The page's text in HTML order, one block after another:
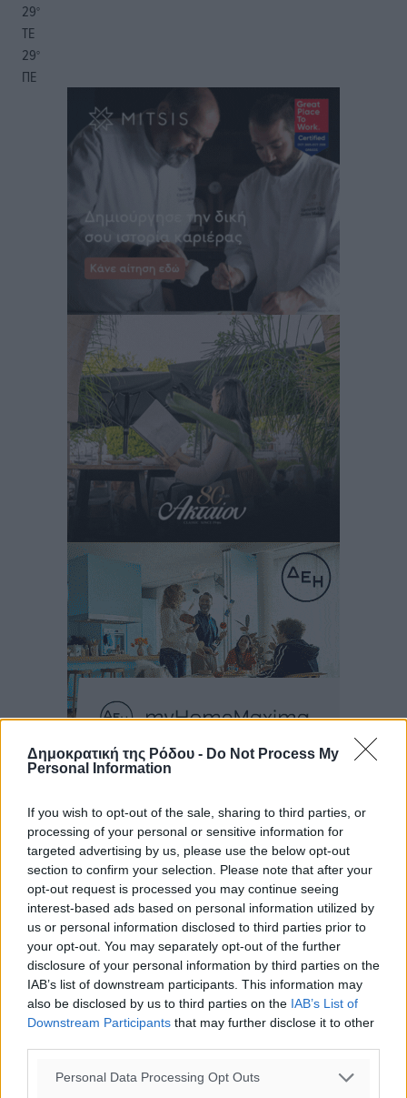
Δημοκρατική της Ρόδου - Do Not Process My
Personal Information
If you wish to opt-out of the sale, sharing to third parties, or
processing of your personal or sensitive information for
targeted advertising by us, please use the below opt-out
section to confirm your selection. Please note that after your
opt-out request is processed you may continue seeing
interest-based ads based on personal information utilized by
us or personal information disclosed to third parties prior to
your opt-out. You may separately opt-out of the further
disclosure of your personal information by third parties on the
IAB’s list of downstream participants. This information may
also be disclosed by us to third parties on the IAB’s List of
Downstream Participants that may further disclose it to other
Personal Data Processing Opt Outs
29°
ΤΕ
29°
ΠΕ
Ροή ειδήσεων
Καιρός «hot – dry – windy» τις επόμενες 48 ώρες στη
χώρα
Ειδήσεις πριν 3 ώρες
Δύο σχολεία της Λέρου αλλάζουν όψη με δωρεά
αγάπης για τα παιδιά
Τοπικές Ειδήσεις πριν 3 ώρες
Τουρισμός: Με θετικό πρόσημο έως τώρα η χρονιά,
παρά τα σκαμπανεβάσματα
Ειδήσεις πριν 3 ώρες